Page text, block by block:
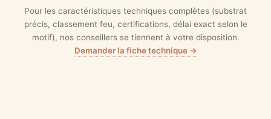
Pour les caractéristiques techniques complètes (substrat
précis, classement feu, certifications, délai exact selon le
motif), nos conseillers se tiennent à votre disposition.
Demander la fiche technique →